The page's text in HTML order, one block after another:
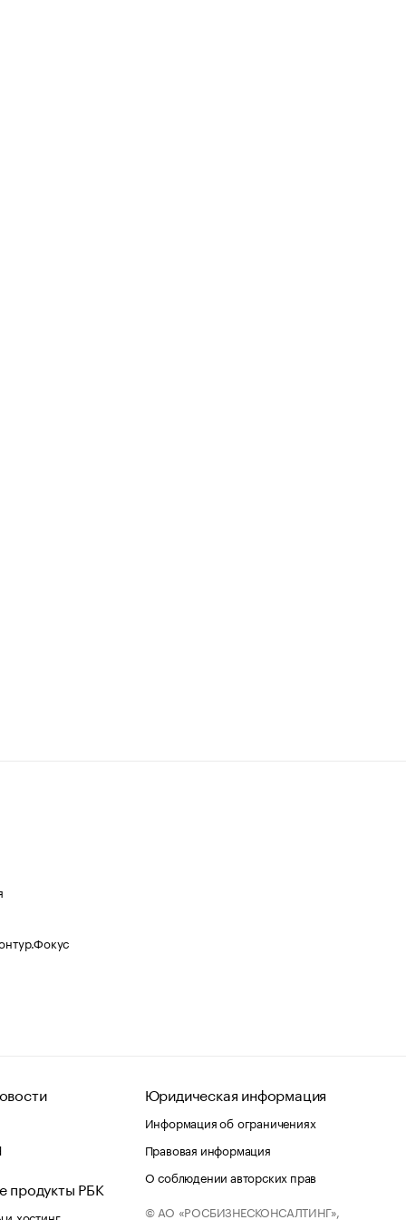
продукты РБК
хостинг
Юридическая информация
Информация об ограничениях
Правовая информация
О соблюдении авторских прав
© АО «РОСБИЗНЕСКОНСАЛТИНГ»,